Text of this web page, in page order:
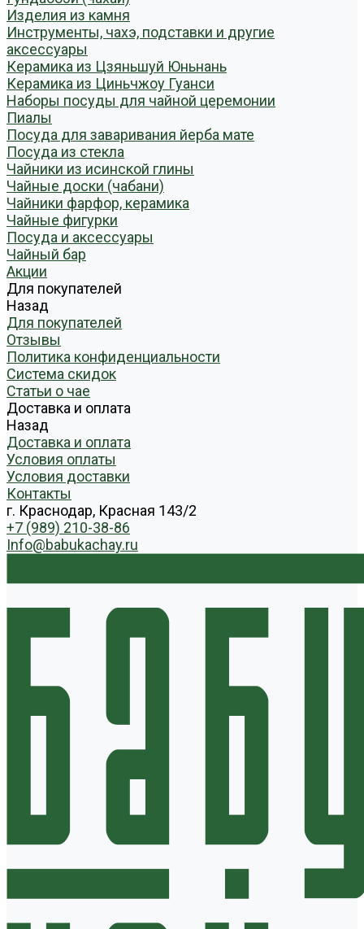
Изделия из камня
Инструменты, чахэ, подставки и другие
аксессуары
Керамика из Цзяньшуй Юньнань
Керамика из Циньчжоу Гуанси
Наборы посуды для чайной церемонии
Пиалы
Посуда для заваривания йерба мате
Посуда из стекла
Чайники из исинской глины
Чайные доски (чабани)
Чайники фарфор, керамика
Чайные фигурки
Посуда и аксессуары
Чайный бар
Акции
Для покупателей
Назад
Для покупателей
Отзывы
Политика конфиденциальности
Система скидок
Статьи о чае
Доставка и оплата
Назад
Доставка и оплата
Условия оплаты
Условия доставки
Контакты
г. Краснодар, Красная 143/2
+7 (989) 210-38-86
Info@babukachay.ru